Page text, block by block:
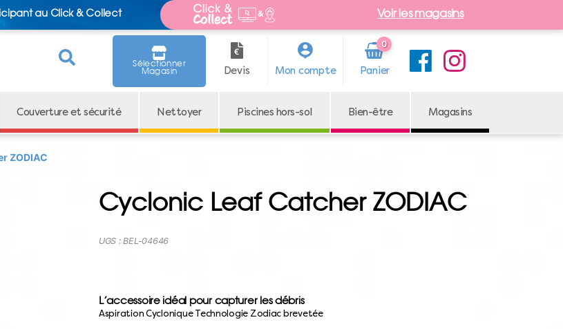
au Click & Collect Voir les magasins
Sélectionner
Magasin Devis Mon compte
0
Arti
cle
Couverture et sécurité Nettoyer Piscines hors-sol Bien-être Magasins
ZODIAC
Cyclonic Leaf Catcher ZODIAC
L’accessoire idéal pour capturer les débris
Aspiration Cyclonique Technologie Zodiac brevetée
UGS :BEL-04646